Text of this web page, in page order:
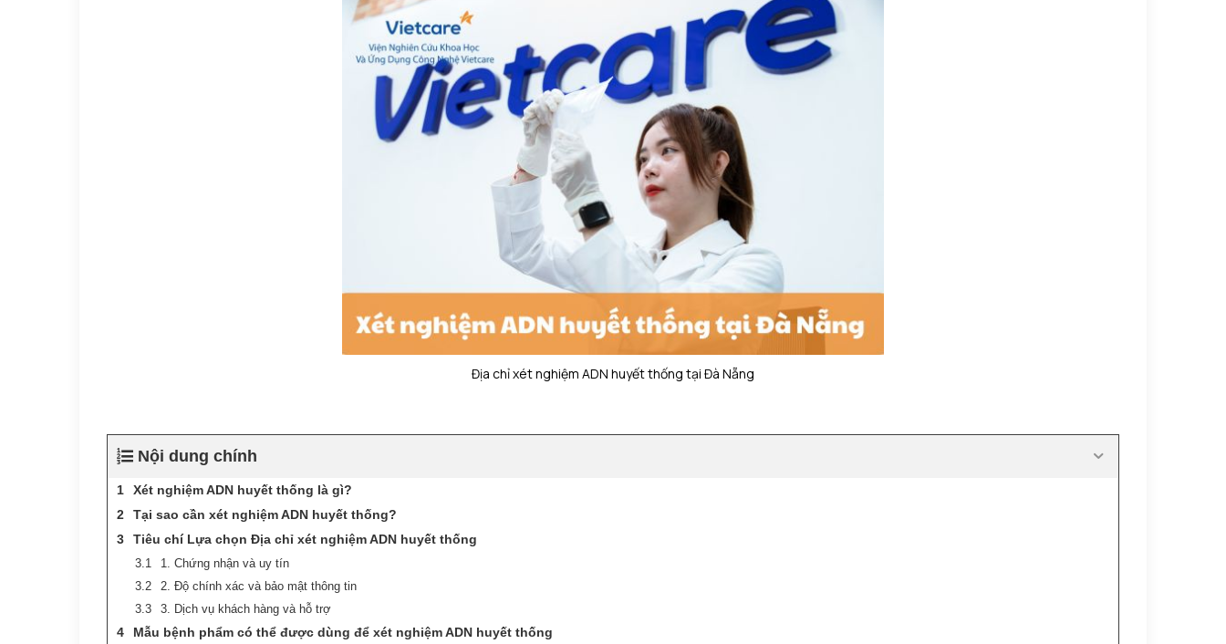
Địa chỉ xét nghiệm ADN huyết thống tại Đà Nẵng
Nội dung chính
Xét nghiệm ADN huyết thống là gì?
Tại sao cần xét nghiệm ADN huyết thống?
Tiêu chí Lựa chọn Địa chỉ xét nghiệm ADN huyết thống
1. Chứng nhận và uy tín
2. Độ chính xác và bảo mật thông tin
3. Dịch vụ khách hàng và hỗ trợ
Mẫu bệnh phẩm có thể được dùng để xét nghiệm ADN huyết thống